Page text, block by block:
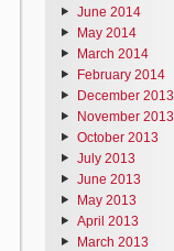
June 2014
May 2014
March 2014
February 2014
December 2013
November 2013
October 2013
July 2013
June 2013
May 2013
April 2013
March 2013